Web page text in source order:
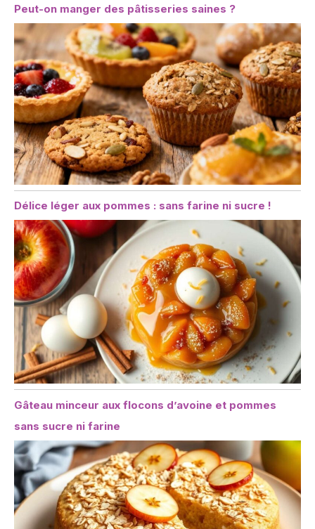
Peut-on manger des pâtisseries saines ?
Délice léger aux pommes : sans farine ni sucre !
Gâteau minceur aux flocons d’avoine et pommes
sans sucre ni farine